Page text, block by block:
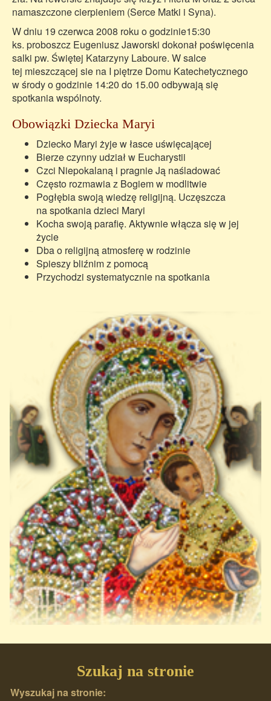
namaszczone cierpieniem (Serce Matki i Syna).
W dniu 19 czerwca 2008 roku o godzinie15:30
ks. proboszcz Eugeniusz Jaworski dokonał poświęcenia
salki pw. Świętej Katarzyny Laboure. W salce
tej mieszczącej sie na I piętrze Domu Katechetycznego
w środy o godzinie 14:20 do 15.00 odbywają się
spotkania wspólnoty.
Obowiązki Dziecka Maryi
Dziecko Maryi żyje w łasce uświęcającej
Bierze czynny udział w Eucharystii
Czci Niepokalaną i pragnie Ją naśladować
Często rozmawia z Bogiem w modlitwie
Pogłębia swoją wiedzę religijną. Uczęszcza
na spotkania dzieci Maryi
Kocha swoją parafię. Aktywnie włącza się w jej
życie
Dba o religijną atmosferę w rodzinie
Spieszy bliźnim z pomocą
Przychodzi systematycznie na spotkania
Szukaj na stronie
Wyszukaj na stronie: